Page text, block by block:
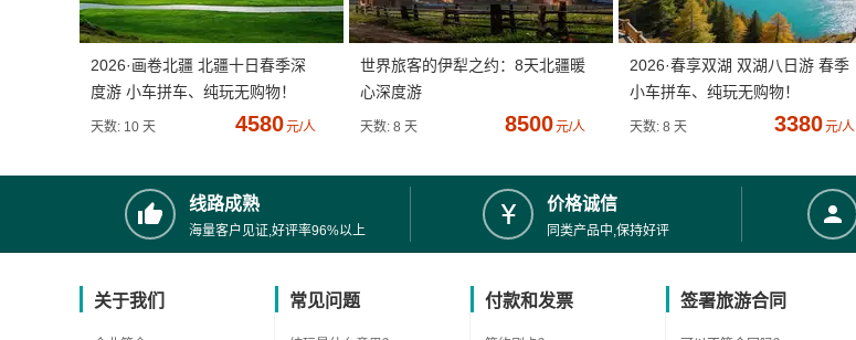
2026·画卷北疆 北疆十日春季深
度游 小车拼车、纯玩无购物！
天数: 10 天 4580元/人
世界旅客的伊犁之约：8天北疆暖
心深度游
天数: 8 天 8500元/人
2026·春享双湖 双湖八日游 春季
小车拼车、纯玩无购物！
天数: 8 天 3380元/人
线路成熟
海量客户见证,好评率96%以上
价格诚信
同类产品中,保持好评
关于我们 常见问题 付款和发票 签署旅游合同